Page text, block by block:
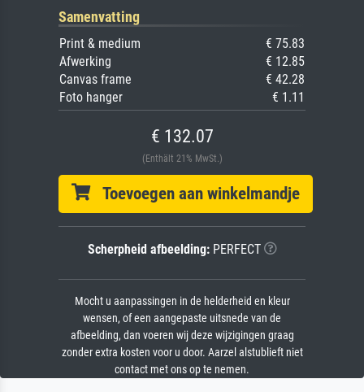
Samenvatting
Print & medium
€ 75.83
Afwerking
€ 12.85
Canvas frame
€ 42.28
Foto hanger
€ 1.11
€ 132.07
(Enthält 21% MwSt.)
Toevoegen aan winkelmandje
Scherpheid afbeelding:PERFECT
Mocht u aanpassingen in de helderheid en kleur
wensen, of een aangepaste uitsnede van de
afbeelding, dan voeren wij deze wijzigingen graag
zonder extra kosten voor u door. Aarzel alstublieft niet
contact met ons op te nemen.